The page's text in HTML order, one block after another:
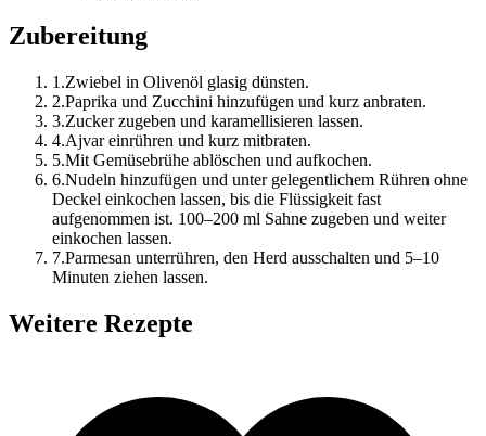
Zubereitung
1 .Zwiebel in Olivenöl glasig dünsten.
2.Paprika und Zucchini hinzufügen und kurz anbraten.
3.Zucker zugeben und karamellisieren lassen.
4.Ajvar einrühren und kurz mitbraten.
5.Mit Gemüsebrühe ablöschen und aufkochen.
6.Nudeln hinzufügen und unter gelegentlichem Rühren ohne
Deckel einkochen lassen, bis die Flüssigkeit fast
aufgenommen ist. 100–200 ml Sahne zugeben und weiter
einkochen lassen.
7.Parmesan unterrühren, den Herd ausschalten und 5–10
Minuten ziehen lassen.
Weitere Rezepte